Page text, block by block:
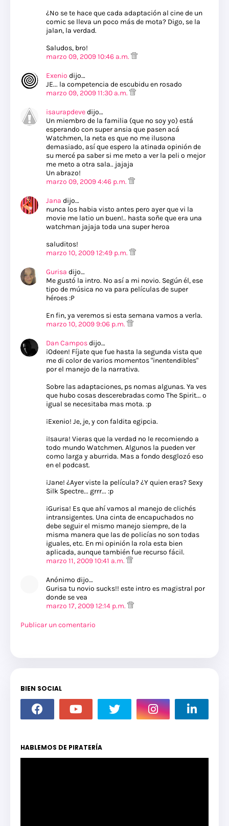
¿No se te hace que cada adaptación al cine de un
comic se lleva un poco más de mota? Digo, se la
jalan, la verdad.
Saludos, bro!
marzo 09, 2009 10:46 a.m.
Exenio dijo…
JE... la competencia de escubidu en rosado
marzo 09, 2009 11:30 a.m.
isaurapdevedijo…
Un miembro de la familia (que no soy yo) está
esperando con super ansia que pasen acá
Watchmen, la neta es que no me ilusona
demasiado, así que espero la atinada opinión de
su mercé pa saber si me meto a ver la peli o mejor
me meto a otra sala.. jajaja
Un abrazo!
marzo 09, 2009 4:46 p.m.
Jana dijo…
nunca los habia visto antes pero ayer que vi la
movie me latio un buen!.. hasta soñe que era una
watchman jajaja toda una super heroa
saluditos!
marzo 10, 2009 12:49 p.m.
Gurisa dijo…
Me gustó la intro. No así a mi novio. Según él, ese
tipo de música no va para películas de super
héroes :P
En fin, ya veremos si esta semana vamos a verla.
marzo 10, 2009 9:06 p.m.
Dan Camposdijo…
¡Odeen! Fíjate que fue hasta la segunda vista que
me di color de varios momentos "inentendibles"
por el manejo de la narrativa.
Sobre las adaptaciones, ps nomas algunas. Ya ves
que hubo cosas descerebradas como The Spirit... o
igual se necesitaba mas mota. :p
¡Exenio! Je, je, y con faldita egipcia.
¡Isaura! Vieras que la verdad no le recomiendo a
todo mundo Watchmen. Algunos la pueden ver
como larga y aburrida. Mas a fondo desglozó eso
en el podcast.
¡Jane! ¿Ayer viste la película? ¿Y quien eras? Sexy
Silk Spectre... grrr... :p
¡Gurisa! Es que ahí vamos al manejo de clichés
intransigentes. Una cinta de encapuchados no
debe seguir el mismo manejo siempre, de la
misma manera que las de policías no son todas
iguales, etc. En mi opinión la rola esta bien
aplicada, aunque también fue recurso fácil.
marzo 11, 2009 10:41 a.m.
Anónimo dijo…
Gurisa tu novio sucks!! este intro es magistral por
donde se vea
marzo 17, 2009 12:14 p.m.
Publicar un comentario
BIEN SOCIAL
HABLEMOS DE PIRATERÍA